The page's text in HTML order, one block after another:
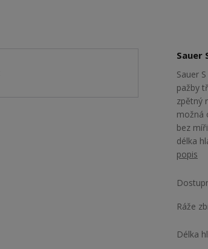
Sauer
Sauer
pažby
zpětný
možná
bez
délka
popis
Ráže
Délka